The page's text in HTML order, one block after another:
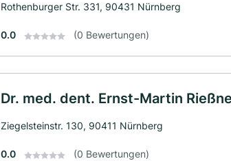
Rothenburger Str. 331, 90431 Nürnberg
0.0 (0 Bewertungen)
Dr. med. dent. Ernst-Martin
Ziegelsteinstr. 130, 90411 Nürnberg
0.0 (0 Bewertungen)